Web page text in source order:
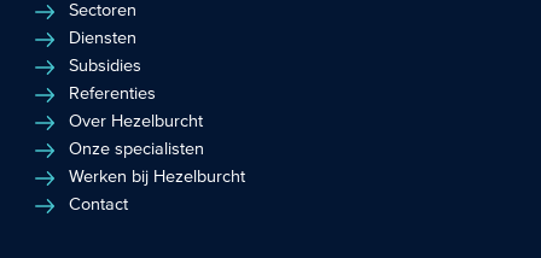
Sectoren
Diensten
Subsidies
Referenties
Over Hezelburcht
Onze specialisten
Werken bij Hezelburcht
Contact